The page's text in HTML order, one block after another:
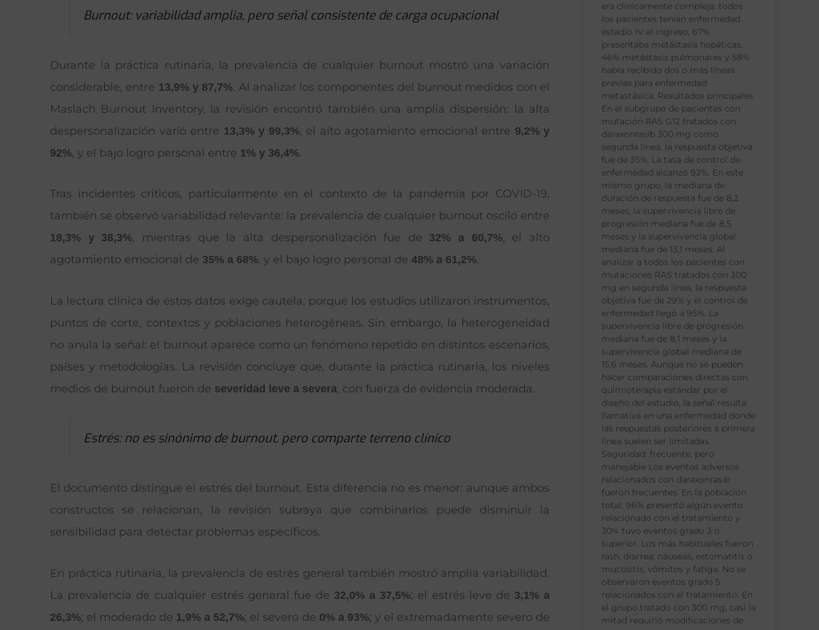
Burnout: variabilidad amplia, pero señal consistente de carga ocupacional
Durante la práctica rutinaria, la prevalencia de cualquier burnout mostró una variación
considerable, entre 13,9% y 87,7%. Al analizar los componentes del burnout medidos con el
Maslach Burnout Inventory, la revisión encontró también una amplia dispersión: la alta
despersonalización varió entre 13,3% y 99,3%, el alto agotamiento emocional entre 9,2% y
92%, y el bajo logro personal entre 1% y 36,4%.
Tras incidentes críticos, particularmente en el contexto de la pandemia por COVID-19,
también se observó variabilidad relevante: la prevalencia de cualquier burnout osciló entre
18,3% y 38,3%, mientras que la alta despersonalización fue de 32% a 60,7%, el alto
agotamiento emocional de 35% a 68%, y el bajo logro personal de 48% a 61,2%.
La lectura clínica de estos datos exige cautela, porque los estudios utilizaron instrumentos,
puntos de corte, contextos y poblaciones heterogéneas. Sin embargo, la heterogeneidad
no anula la señal: el burnout aparece como un fenómeno repetido en distintos escenarios,
países y metodologías. La revisión concluye que, durante la práctica rutinaria, los niveles
medios de burnout fueron de severidad leve a severa, con fuerza de evidencia moderada.
Estrés: no es sinónimo de burnout, pero comparte terreno clínico
El documento distingue el estrés del burnout. Esta diferencia no es menor: aunque ambos
constructos se relacionan, la revisión subraya que combinarlos puede disminuir la
sensibilidad para detectar problemas específicos.
En práctica rutinaria, la prevalencia de estrés general también mostró amplia variabilidad.
La prevalencia de cualquier estrés general fue de 32,0% a 37,5%; el estrés leve de 3,1% a
26,3%; el moderado de 1,9% a 52,7%; el severo de 0% a 93%; y el extremadamente severo de
era clínicamente compleja: todos
los pacientes tenían enfermedad
estadio IV al ingreso, 67%
presentaba metástasis hepáticas,
46% metástasis pulmonares y 58%
había recibido dos o más líneas
previas para enfermedad
metastásica. Resultados principales
En el subgrupo de pacientes con
mutación RAS G12 tratados con
daraxonrasib 300 mg como
segunda línea, la respuesta objetiva
fue de 35%. La tasa de control de
enfermedad alcanzó 92%. En este
mismo grupo, la mediana de
duración de respuesta fue de 8,2
meses, la supervivencia libre de
progresión mediana fue de 8,5
meses y la supervivencia global
mediana fue de 13,1 meses. Al
analizar a todos los pacientes con
mutaciones RAS tratados con 300
mg en segunda línea, la respuesta
objetiva fue de 29% y el control de
enfermedad llegó a 95%. La
supervivencia libre de progresión
mediana fue de 8,1 meses y la
supervivencia global mediana de
15,6 meses. Aunque no se pueden
hacer comparaciones directas con
quimioterapia estándar por el
diseño del estudio, la señal resulta
llamativa en una enfermedad donde
las respuestas posteriores a primera
línea suelen ser limitadas.
Seguridad: frecuente, pero
manejable Los eventos adversos
relacionados con daraxonrasib
fueron frecuentes. En la población
total, 96% presentó algún evento
relacionado con el tratamiento y
30% tuvo eventos grado 3 o
superior. Los más habituales fueron
rash, diarrea, náuseas, estomatitis o
mucositis, vómitos y fatiga. No se
observaron eventos grado 5
relacionados con el tratamiento. En
el grupo tratado con 300 mg, casi la
mitad requirió modificaciones de